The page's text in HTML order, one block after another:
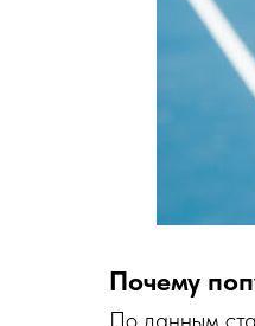
Почему
По данным